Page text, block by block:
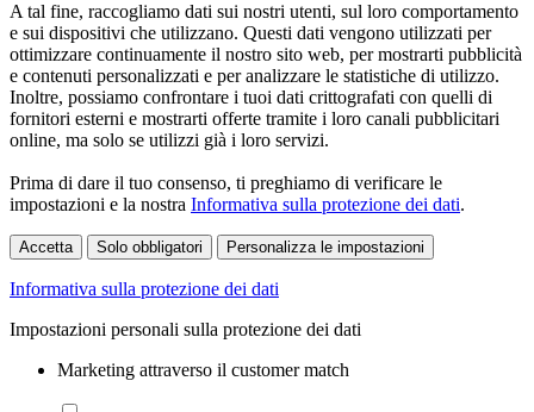
A tal fine, raccogliamo dati sui nostri utenti, sul loro comportamento
e sui dispositivi che utilizzano. Questi dati vengono utilizzati per
ottimizzare continuamente il nostro sito web, per mostrarti pubblicità
e contenuti personalizzati e per analizzare le statistiche di utilizzo.
Inoltre, possiamo confrontare i tuoi dati crittografati con quelli di
fornitori esterni e mostrarti offerte tramite i loro canali pubblicitari
online, ma solo se utilizzi già i loro servizi.
Prima di dare il tuo consenso, ti preghiamo di verificare le
impostazioni e la nostra Informativa sulla protezione dei dati.
Accetta Solo obbligatori Personalizza le impostazioni
Informativa sulla protezione dei dati
Impostazioni personali sulla protezione dei dati
Marketing attraverso il customer match